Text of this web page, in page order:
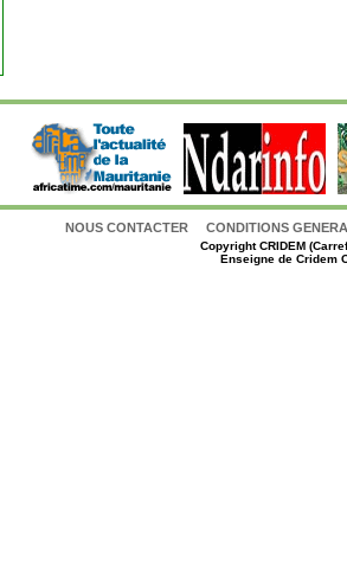
NOUS CONTACTER CONDITIONS
CopyrightCRIDEM
Enseigne de Cridem